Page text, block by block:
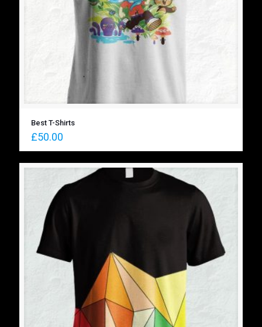
Best T-Shirts
£50.00